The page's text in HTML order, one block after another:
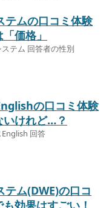
テムの口コミ体験
価格」
テム 回答者の性別
の口コミ体験
けれど…？
回答
テム(DWE)の口コ
効果はすごい！